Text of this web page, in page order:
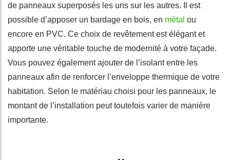
de panneaux superposés les uns sur les autres. Il est
possible d’apposer un bardage en bois, en métal ou
encore en PVC. Ce choix de revêtement est élégant et
apporte une véritable touche de modernité à votre façade.
Vous pouvez également ajouter de l’isolant entre les
panneaux afin de renforcer l’enveloppe thermique de votre
habitation. Selon le matériau choisi pour les panneaux, le
montant de l’installation peut toutefois varier de manière
importante.